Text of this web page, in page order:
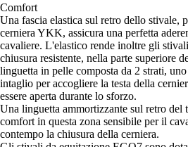
Comfort
Una fascia elastica sul retro dello stivale,
cerniera YKK, assicura una perfetta
cavaliere. L'elastico rende inoltre gli
chiusura resistente, nella parte superiore
linguetta in pelle composta da 2 strati,
intaglio per accogliere la testa della
essere aperta durante lo sforzo.
Una linguetta ammortizzante sul retro del
comfort in questa zona sensibile per il
contempo la chiusura della cerniera.